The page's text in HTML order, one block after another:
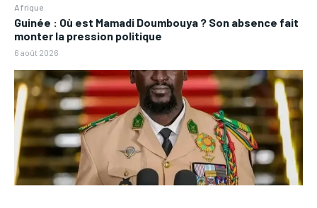
Afrique
Guinée : Où est Mamadi Doumbouya ? Son absence fait
monter la pression politique
6 août 2026